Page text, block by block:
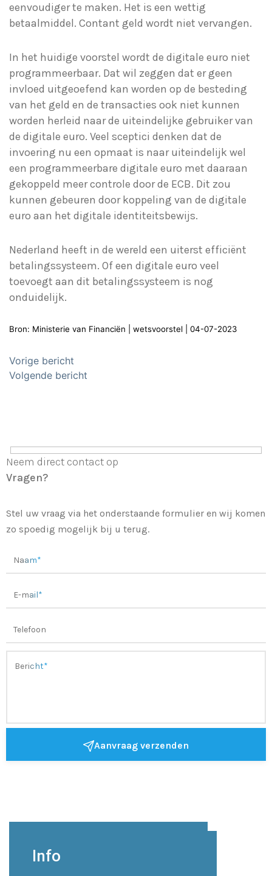
eenvoudiger te maken. Het is een wettig
betaalmiddel. Contant geld wordt niet vervangen.
In het huidige voorstel wordt de digitale euro niet
programmeerbaar. Dat wil zeggen dat er geen
invloed uitgeoefend kan worden op de besteding
van het geld en de transacties ook niet kunnen
worden herleid naar de uiteindelijke gebruiker van
de digitale euro. Veel sceptici denken dat de
invoering nu een opmaat is naar uiteindelijk wel
een programmeerbare digitale euro met daaraan
gekoppeld meer controle door de ECB. Dit zou
kunnen gebeuren door koppeling van de digitale
euro aan het digitale identiteitsbewijs.
Nederland heeft in de wereld een uiterst efficiënt
betalingssysteem. Of een digitale euro veel
toevoegt aan dit betalingssysteem is nog
onduidelijk.
Bron: Ministerie van Financiën | wetsvoorstel | 04-07-2023
Bericht
navigatie
Vorige bericht
Volgende bericht
Neem direct contact op
Vragen?
Stel uw vraag via het onderstaande formulier en wij komen
zo spoedig mogelijk bij u terug.
Aanvraag verzenden
Info